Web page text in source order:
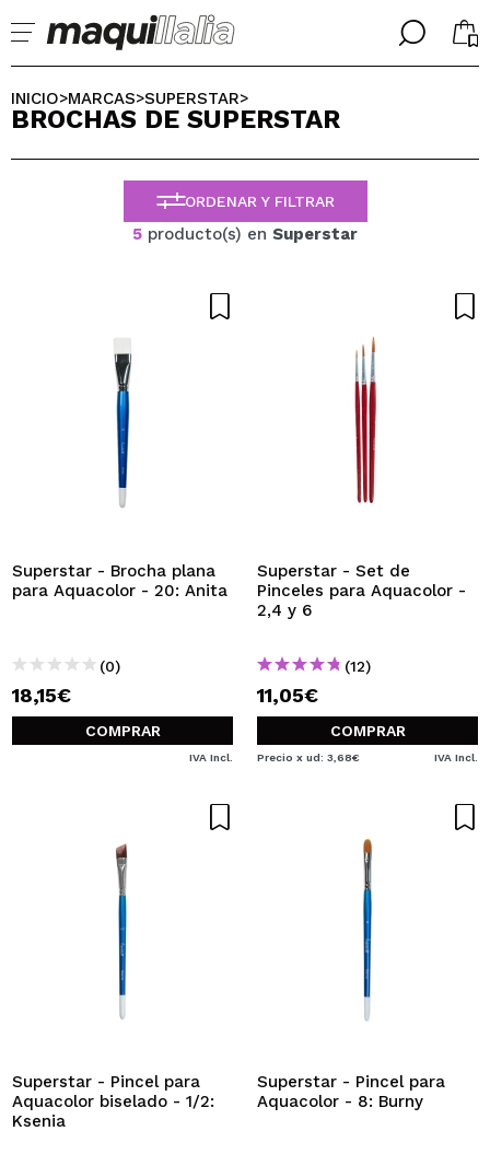
╳
Ya soy #maquilover, tengo cuenta
No tengo cuenta aquí
QUIERO REGISTRARME
tus compras rápidamente, revisar el estado de tus
pedidos y consultar tus operaciones anteriores.
CREAR CUENTA
╳
SELECCIONA TU IDIOMA
ESPAÑOL
ENGLISH
FRANCES
ALEMAN
INICIO>MARCAS>SUPERSTAR>
BROCHAS DE SUPERSTAR
ORDENAR Y FILTRAR
5 producto(s) en Superstar
Superstar - Brocha plana
para Aquacolor - 20: Anita
(0)
18,15€
COMPRAR
IVA Incl.
Superstar - Set de
Pinceles para Aquacolor -
2,4 y 6
(12)
11,05€
COMPRAR
Precio x ud: 3,68€ IVA Incl.
Superstar - Pincel para
Aquacolor biselado - 1/2:
Ksenia
Superstar - Pincel para
Aquacolor - 8: Burny